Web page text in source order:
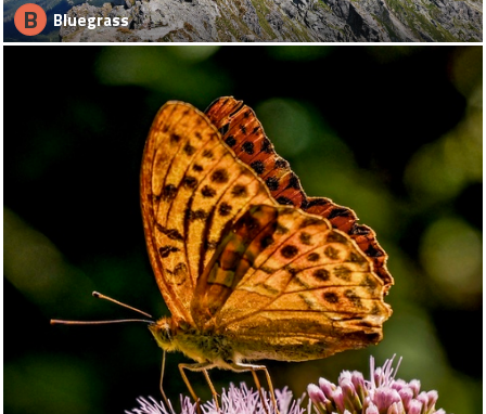
B Bluegrass